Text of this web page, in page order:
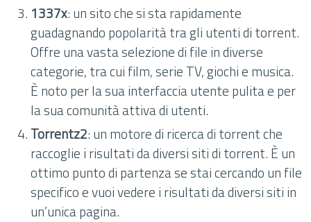
1337x: un sito che si sta rapidamente
guadagnando popolarità tra gli utenti di torrent.
Offre una vasta selezione di file in diverse
categorie, tra cui film, serie TV, giochi e musica.
È noto per la sua interfaccia utente pulita e per
la sua comunità attiva di utenti.
Torrentz2: un motore di ricerca di torrent che
raccoglie i risultati da diversi siti di torrent. È un
ottimo punto di partenza se stai cercando un file
specifico e vuoi vedere i risultati da diversi siti in
un’unica pagina.